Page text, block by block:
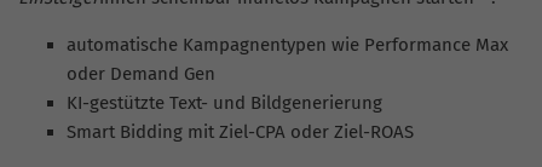
automatische Kampagnentypen wie Performance Max
oder Demand Gen
KI-gestützte Text- und Bildgenerierung
Smart Bidding mit Ziel-CPA oder Ziel-ROAS